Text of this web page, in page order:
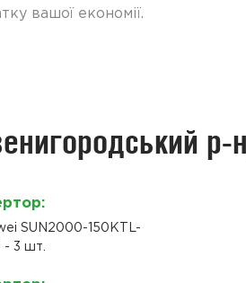
вашої економії.
р-
SUN2000-150KTL-
- 3 шт.